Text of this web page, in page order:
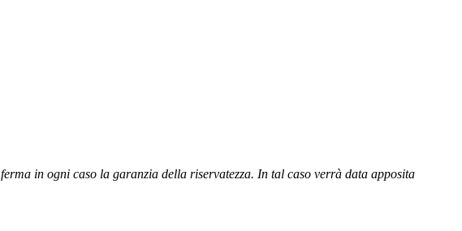
ferma in ogni caso la garanzia della riservatezza. In tal caso verrà data apposita